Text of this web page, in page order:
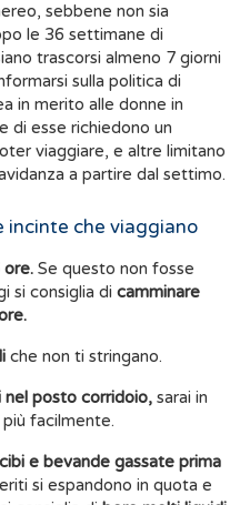
sebbene non sia
le 36 settimane di
trascorsi almeno 7 giorni
sulla politica di
in merito alle donne in
di esse richiedono un
viaggiare, e altre limitano
a partire dal settimo.
incinte che viaggiano
Se questo non fosse
si consiglia di camminare
che non ti stringano.
nel posto corridoio, sarai in
facilmente.
e bevande gassate prima
si espandono in quota e